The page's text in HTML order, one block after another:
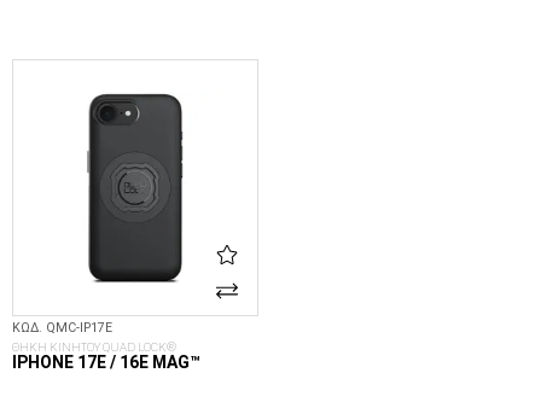
ΚΩΔ. QMC-IP17E
ΘΗΚΗ ΚΙΝΗΤΟΥ QUAD LOCK®
IPHONE 17E / 16E MAG™